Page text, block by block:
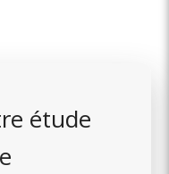
étude